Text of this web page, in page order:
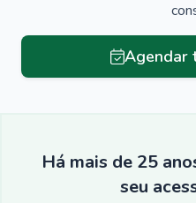
Agendar
Há mais de 25
seu